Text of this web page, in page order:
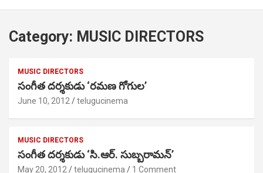
Category: MUSIC DIRECTORS
MUSIC DIRECTORS
సంగీత దర్శకుడు ‘రమణ గోగుల’
June 10, 2012 telugucinema
MUSIC DIRECTORS
సంగీత దర్శకుడు ‘సి.ఆర్. సుబ్బరామన్’
May 20, 2012 telugucinema 1 Comment